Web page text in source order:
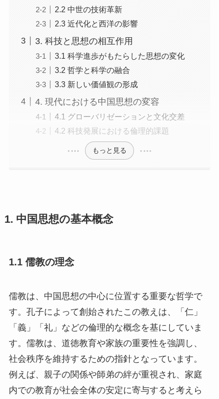
2.2 中世の技術革新
2.3 近代化と西洋の影響
3. 科技と思想の相互作用
3.1 科学進歩がもたらした思想の変化
3.2 哲学と科学の融合
3.3 新しい価値観の形成
4. 現代における中国思想の変容
4.1 グローバリゼーションと文化交差
4.2 科技発展における倫理的課題
もっと見る
1. 中国思想の基本概念
1.1 儒教の理念
儒教は、中国思想の中心に位置する重要な哲学で
す。孔子によって創始されたこの教えは、「仁」
「義」「礼」などの倫理的な概念を基にしていま
す。儒教は、道徳教育や家族の重要性を強調し、
社会秩序を維持するための指針となっています。
例えば、親子の関係や師弟の絆が重視され、家庭
内での教育が社会全体の安定に寄与すると考えら